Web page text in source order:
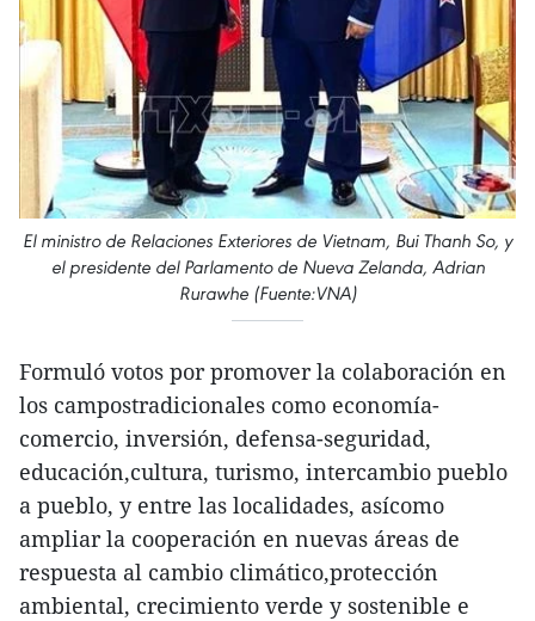
El ministro de Relaciones Exteriores de Vietnam, Bui Thanh So, y
el presidente del Parlamento de Nueva Zelanda, Adrian
Rurawhe (Fuente:VNA)
Formuló votos por promover la colaboración en
los campostradicionales como economía-
comercio, inversión, defensa-seguridad,
educación,cultura, turismo, intercambio pueblo
a pueblo, y entre las localidades, asícomo
ampliar la cooperación en nuevas áreas de
respuesta al cambio climático,protección
ambiental, crecimiento verde y sostenible e